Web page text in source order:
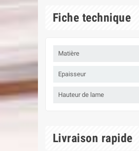
Fiche technique
Matière
Epaisseur
Hauteur de lame
Livraison rapide